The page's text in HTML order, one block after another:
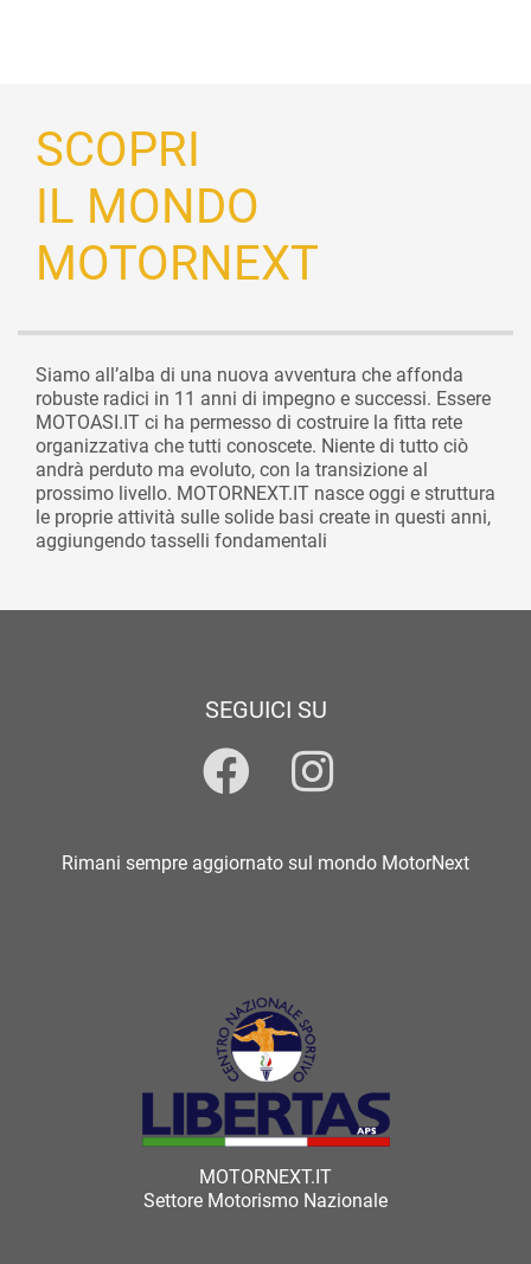
SCOPRI
IL MONDO
MOTORNEXT
Siamo all’alba di una nuova avventura che affonda
robuste radici in 11 anni di impegno e successi. Essere
MOTOASI.IT ci ha permesso di costruire la fitta rete
organizzativa che tutti conoscete. Niente di tutto ciò
andrà perduto ma evoluto, con la transizione al
prossimo livello. MOTORNEXT.IT nasce oggi e struttura
le proprie attività sulle solide basi create in questi anni,
aggiungendo tasselli fondamentali
SEGUICI SU
Rimani sempre aggiornato sul mondo MotorNext
MOTORNEXT.IT
Settore Motorismo Nazionale